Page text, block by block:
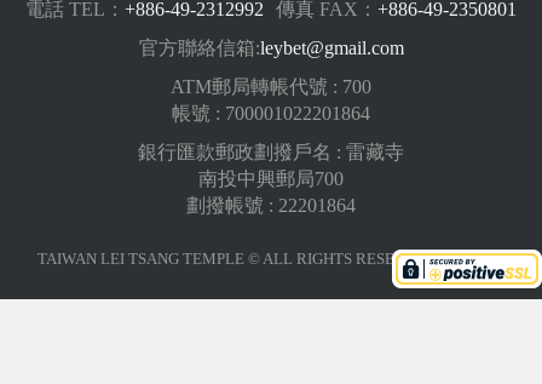
電話 TEL： +886-49-2312992 傳真 FAX： +886-49-2350801
官方聯絡信箱:leybet@gmail.com
ATM郵局轉帳代號 : 700
帳號 : 700001022201864
銀行匯款郵政劃撥戶名 : 雷藏寺
南投中興郵局700
劃撥帳號 : 22201864
TAIWAN LEI TSANG TEMPLE © ALL RIGHTS RESERVED.版權聲明